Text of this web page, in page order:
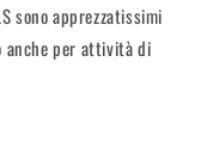
sono apprezzatissimi
anche per attività di